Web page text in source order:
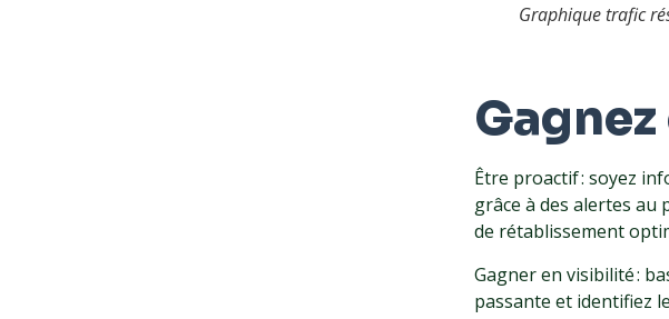
Graphique trafic
Être proactif: soyez
grâce à des alertes
de rétablissement
Gagner en visibilité :
passante et identifiez